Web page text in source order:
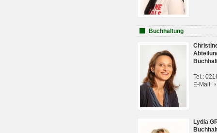
Buchhaltung
Tel.:
E-Mail:
Lydia